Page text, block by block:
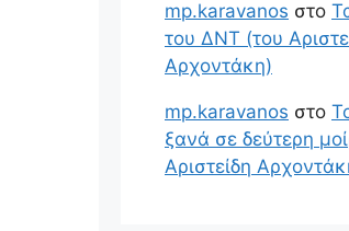
mp.karavanos στο
του ΔΝΤ (του
Αρχοντάκη)
mp.karavanos στο
ξανά σε δεύτερη
Αριστείδη